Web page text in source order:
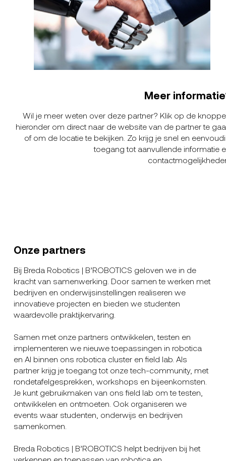
Meer
Wil je meer weten over deze partner? Klik op de
hieronder om direct naar de website van de partner te
of om de locatie te bekijken. Zo krijg je snel en
toegang tot aanvullende informatie
Onze partners
Bij Breda Robotics | B’ROBOTICS geloven we in de
kracht van samenwerking. Door samen te werken met
bedrijven en onderwijsinstellingen realiseren we
innovatieve projecten en bieden we studenten
waardevolle praktijkervaring.
Samen met onze partners ontwikkelen, testen en
implementeren we nieuwe toepassingen in robotica
en AI binnen ons robotica cluster en field lab. Als
partner krijg je toegang tot onze tech-community, met
rondetafelgesprekken, workshops en bijeenkomsten.
Je kunt gebruikmaken van ons field lab om te testen,
ontwikkelen en ontmoeten. Ook organiseren we
events waar studenten, onderwijs en bedrijven
samenkomen.
Breda Robotics | B’ROBOTICS helpt bedrijven bij het
verkennen en toepassen van robotica en